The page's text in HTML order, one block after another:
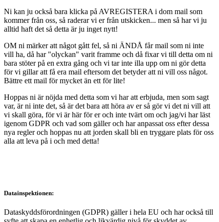
Ni kan ju också bara klicka på AVREGISTERA i dom mail som
kommer från oss, så raderar vi er från utskicken... men så har vi ju
alltid haft det så detta är ju inget nytt!
OM ni märker att något gått fel, så ni ÄNDÅ får mail som ni inte
vill ha, då har "olyckan" varit framme och då fixar vi till detta om ni
bara stöter på en extra gång och vi tar inte illa upp om ni gör detta
för vi gillar att få era mail eftersom det betyder att ni vill oss något.
Bättre ett mail för mycket än ett för lite!
Hoppas ni är nöjda med detta som vi har att erbjuda, men som sagt
var, är ni inte det, så är det bara att höra av er så gör vi det ni vill att
vi skall göra, för vi är här för er och inte tvärt om och jag/vi har läst
igenom GDPR och vad som gäller och har anpassat oss efter dessa
nya regler och hoppas nu att jorden skall bli en tryggare plats för oss
alla att leva på i och med detta!
Datainspektionen:
Dataskyddsförordningen (GDPR) gäller i hela EU och har också till